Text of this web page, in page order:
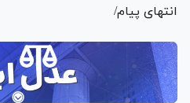
انتهای پیام/